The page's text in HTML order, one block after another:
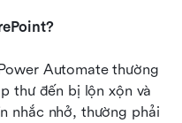
Automate thường
thư đến bị lộn xộn và
nhắc nhở, thường phải